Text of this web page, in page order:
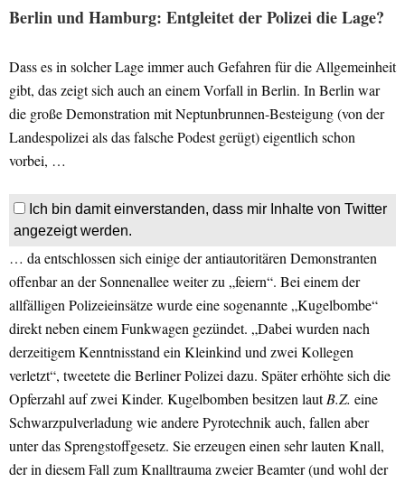
Berlin und Hamburg: Entgleitet der Polizei die Lage?
Dass es in solcher Lage immer auch Gefahren für die Allgemeinheit
gibt, das zeigt sich auch an einem Vorfall in Berlin. In Berlin war
die große Demonstration mit Neptunbrunnen-Besteigung (von der
Landespolizei als das falsche Podest gerügt) eigentlich schon
vorbei, …
Ich bin damit einverstanden, dass mir Inhalte von Twitter
angezeigt werden.
… da entschlossen sich einige der antiautoritären Demonstranten
offenbar an der Sonnenallee weiter zu „feiern“. Bei einem der
allfälligen Polizeieinsätze wurde eine sogenannte „Kugelbombe“
direkt neben einem Funkwagen gezündet. „Dabei wurden nach
derzeitigem Kenntnisstand ein Kleinkind und zwei Kollegen
verletzt“, tweetete die Berliner Polizei dazu. Später erhöhte sich die
Opferzahl auf zwei Kinder. Kugelbomben besitzen lautB.Z. eine
Schwarzpulverladung wie andere Pyrotechnik auch, fallen aber
unter das Sprengstoffgesetz. Sie erzeugen einen sehr lauten Knall,
der in diesem Fall zum Knalltrauma zweier Beamter (und wohl der